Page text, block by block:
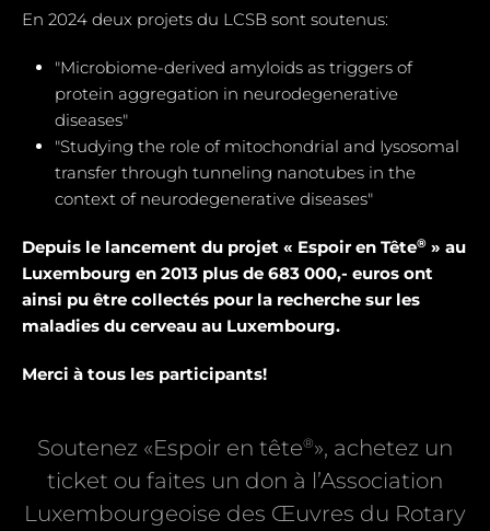
En 2024 deux projets du LCSB sont soutenus:
"Microbiome-derived amyloids as triggers of
protein aggregation in neurodegenerative
diseases"
"Studying the role of mitochondrial and Iysosomal
transfer through tunneling nanotubes in the
context of neurodegenerative diseases"
Depuis le lancement du projet « Espoir en Tête® » au
Luxembourg en 2013 plus de 683 000,- euros ont
ainsi pu être collectés pour la recherche sur les
maladies du cerveau au Luxembourg.
Merci à tous les participants!
Soutenez «Espoir en tête®», achetez un
ticket ou faites un don à l’Association
Luxembourgeoise des Œuvres du Rotary